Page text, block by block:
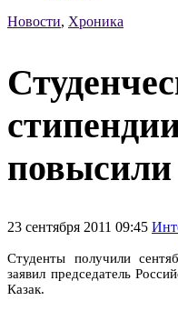
Новости, Хроника
повысили
23 сентября 2011 09:45
Студенты получили
заявил председатель
Казак.